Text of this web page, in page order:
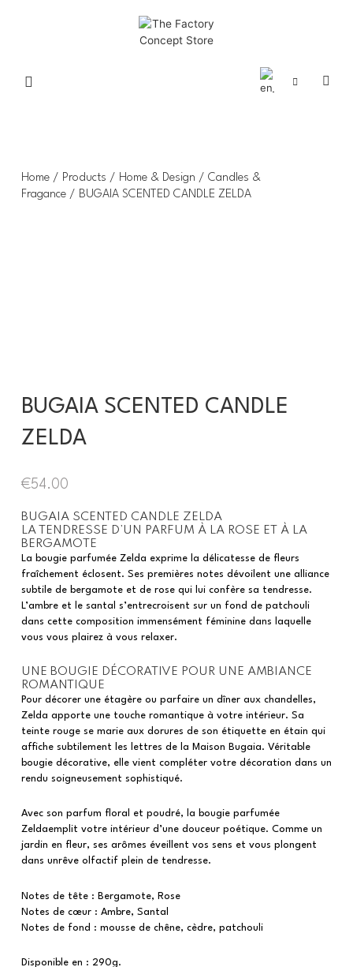
Home/ Products / Home & Design / Candles &
Fragance/ BUGAIA SCENTED CANDLE ZELDA
BUGAIA SCENTED CANDLE
ZELDA
€54.00
BUGAIA SCENTED CANDLE ZELDA
LA TENDRESSE D’UN PARFUM À LA ROSE ET À LA
BERGAMOTE
La bougie parfumée Zelda exprime la délicatesse de fleurs
fraîchement éclosent. Ses premières notes dévoilent une alliance
subtile de bergamote et de rose qui lui confère sa tendresse.
L’ambre et le santal s’entrecroisent sur un fond de patchouli
dans cette composition immensément féminine dans laquelle
vous vous plairez à vous relaxer.
UNE BOUGIE DÉCORATIVE POUR UNE AMBIANCE
ROMANTIQUE
Pour décorer une étagère ou parfaire un dîner aux chandelles,
Zelda apporte une touche romantique à votre intérieur. Sa
teinte rouge se marie aux dorures de son étiquette en étain qui
affiche subtilement les lettres de la Maison Bugaia. Véritable
bougie décorative, elle vient compléter votre décoration dans un
rendu soigneusement sophistiqué.
Avec son parfum floral et poudré, la bougie parfumée
Zeldaemplit votre intérieur d’une douceur poétique. Comme un
jardin en fleur, ses arômes éveillent vos sens et vous plongent
dans unrêve olfactif plein de tendresse.
Notes de tête : Bergamote, Rose
Notes de cœur : Ambre, Santal
Notes de fond : mousse de chêne, cèdre, patchouli
Disponible en : 290g.